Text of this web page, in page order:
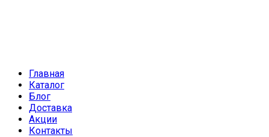
Главная
Каталог
Блог
Доставка
Акции
Контакты